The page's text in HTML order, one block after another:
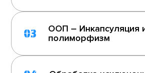
03
ООП – Инкапсуляция
полиморфизм